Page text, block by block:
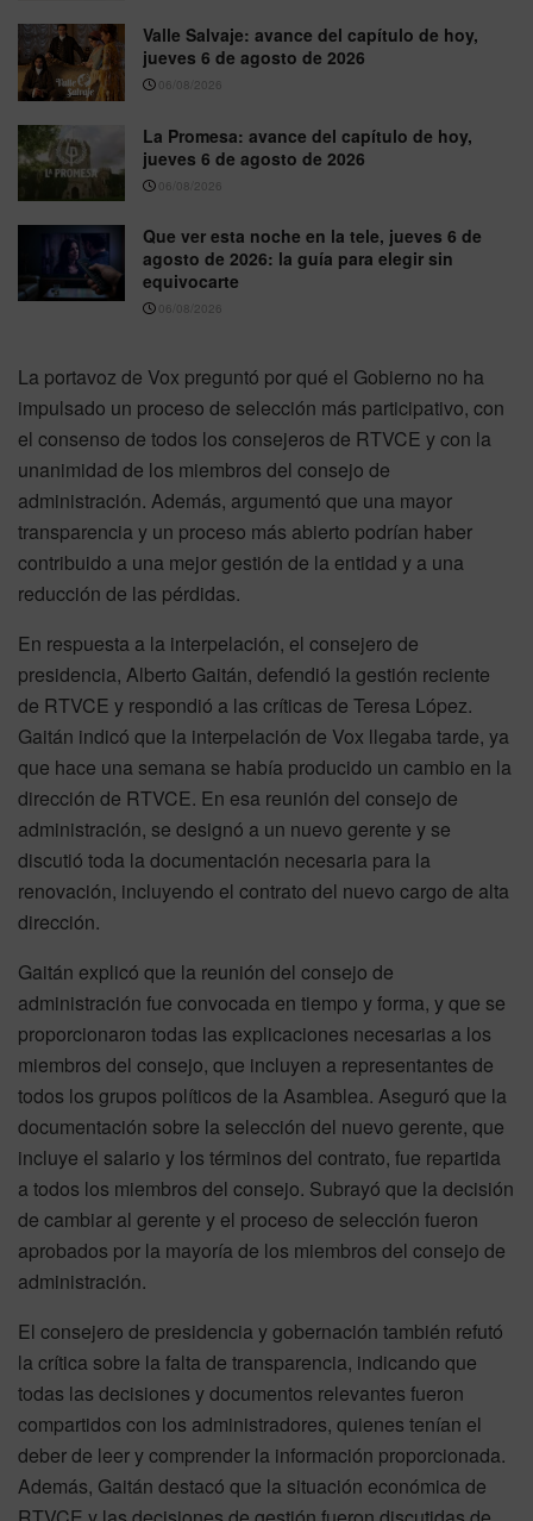
Valle Salvaje: avance del capítulo de hoy,
jueves 6 de agosto de 2026
06/08/2026
La Promesa: avance del capítulo de hoy,
jueves 6 de agosto de 2026
06/08/2026
Que ver esta noche en la tele, jueves 6 de
agosto de 2026: la guía para elegir sin
equivocarte
06/08/2026
La portavoz de Vox preguntó por qué el Gobierno no ha
impulsado un proceso de selección más participativo, con
el consenso de todos los consejeros de RTVCE y con la
unanimidad de los miembros del consejo de
administración. Además, argumentó que una mayor
transparencia y un proceso más abierto podrían haber
contribuido a una mejor gestión de la entidad y a una
reducción de las pérdidas.
En respuesta a la interpelación, el consejero de
presidencia, Alberto Gaitán, defendió la gestión reciente
de RTVCE y respondió a las críticas de Teresa López.
Gaitán indicó que la interpelación de Vox llegaba tarde, ya
que hace una semana se había producido un cambio en la
dirección de RTVCE. En esa reunión del consejo de
administración, se designó a un nuevo gerente y se
discutió toda la documentación necesaria para la
renovación, incluyendo el contrato del nuevo cargo de alta
dirección.
Gaitán explicó que la reunión del consejo de
administración fue convocada en tiempo y forma, y que se
proporcionaron todas las explicaciones necesarias a los
miembros del consejo, que incluyen a representantes de
todos los grupos políticos de la Asamblea. Aseguró que la
documentación sobre la selección del nuevo gerente, que
incluye el salario y los términos del contrato, fue repartida
a todos los miembros del consejo. Subrayó que la decisión
de cambiar al gerente y el proceso de selección fueron
aprobados por la mayoría de los miembros del consejo de
administración.
El consejero de presidencia y gobernación también refutó
la crítica sobre la falta de transparencia, indicando que
todas las decisiones y documentos relevantes fueron
compartidos con los administradores, quienes tenían el
deber de leer y comprender la información proporcionada.
Además, Gaitán destacó que la situación económica de